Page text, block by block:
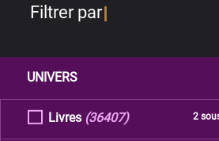
Filtrer par
UNIVERS
Livres 2
(36407)